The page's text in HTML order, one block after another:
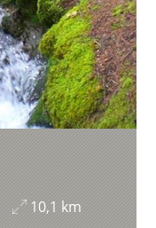
10,1 km